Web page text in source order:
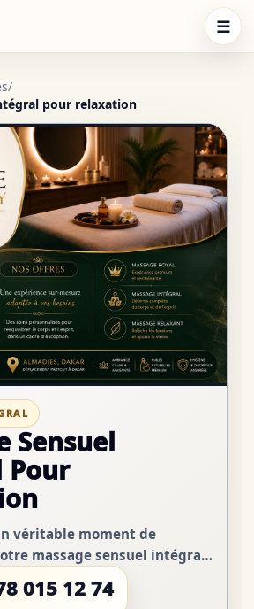
☰
/
pour relaxation
Sensuel
véritable moment de
massage sensuel intégral
ambiance calme,
Ce massage
015 12 74